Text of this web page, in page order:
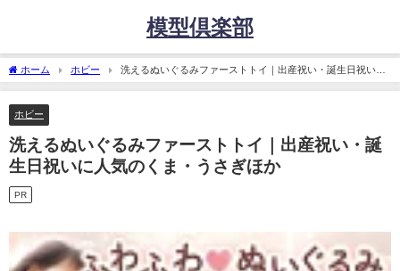
模型倶楽部
ホーム ホビー
洗えるぬいぐるみファーストトイ｜出産祝い・誕生日祝いに
人気のくま・うさぎほか
ホビー
洗えるぬいぐるみファーストトイ｜出産祝い・誕
生日祝いに人気のくま・うさぎほか
PR